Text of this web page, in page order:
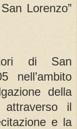
Lorenzo”
di San
nell’ambito
della
attraverso il
e la